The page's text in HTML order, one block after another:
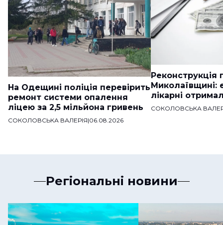
На Одещині поліція перевірить
ремонт системи опалення
ліцею за 2,5 мільйона гривень
СОКОЛОВСЬКА ВАЛЕРІЯ|06.08.2026
Реконструкція
Миколаївщині:
лікарні
СОКОЛОВСЬКА
Регіональні новини